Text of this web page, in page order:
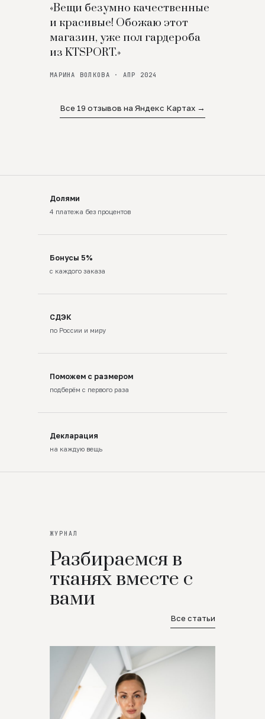
«Вещи безумно качественные
и красивые! Обожаю этот
магазин, уже пол гардероба
из KTSPORT.»
МАРИНА ВОЛКОВА · АПР 2024
Все 19 отзывов на Яндекс Картах →
Долями
4 платежа без процентов
Бонусы 5%
с каждого заказа
СДЭК
по России и миру
Поможем с размером
подберём с первого раза
Декларация
на каждую вещь
ЖУРНАЛ
Разбираемся в
тканях вместе с
вами
Все статьи